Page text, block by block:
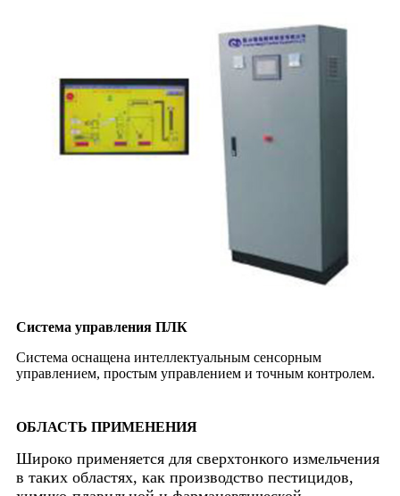
Система управления ПЛК
Система оснащена интеллектуальным сенсорным
управлением, простым управлением и точным контролем.
ОБЛАСТЬ ПРИМЕНЕНИЯ
Широко применяется для сверхтонкого измельчения
в таких областях, как производство пестицидов,